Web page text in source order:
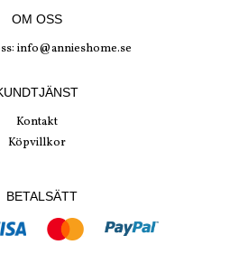
OM OSS
info@annieshome.se
Kontakt
Köpvillkor
BETALSÄTT